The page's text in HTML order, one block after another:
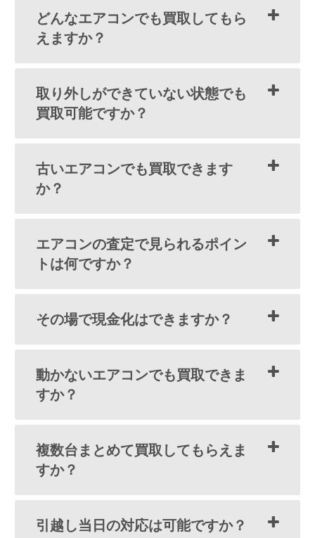
どんなエアコンでも買取してもら
えますか？
取り外しができていない状態でも
買取可能ですか？
古いエアコンでも買取できます
か？
エアコンの査定で見られるポイン
トは何ですか？
その場で現金化はできますか？
動かないエアコンでも買取できま
すか？
複数台まとめて買取してもらえま
すか？
引越し当日の対応は可能ですか？